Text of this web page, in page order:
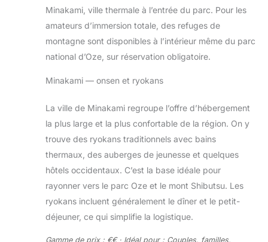
Minakami, ville thermale à l’entrée du parc. Pour les
amateurs d’immersion totale, des refuges de
montagne sont disponibles à l’intérieur même du parc
national d’Oze, sur réservation obligatoire.
Minakami — onsen et ryokans
La ville de Minakami regroupe l’offre d’hébergement
la plus large et la plus confortable de la région. On y
trouve des ryokans traditionnels avec bains
thermaux, des auberges de jeunesse et quelques
hôtels occidentaux. C’est la base idéale pour
rayonner vers le parc Oze et le mont Shibutsu. Les
ryokans incluent généralement le dîner et le petit-
déjeuner, ce qui simplifie la logistique.
Gamme de prix : €€ · Idéal pour : Couples, familles,